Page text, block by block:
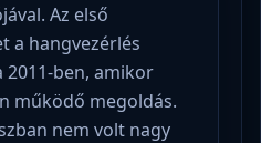
Az első
a hangvezérlés
2011-ben, amikor
működő megoldás.
nem volt nagy